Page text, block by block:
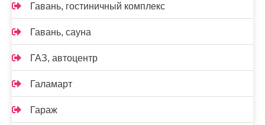
Гавань, гостиничный комплекс
Гавань, сауна
ГАЗ, автоцентр
Галамарт
Гараж